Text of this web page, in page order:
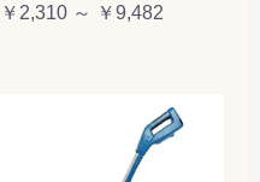
￥2,310 ～ ￥9,482